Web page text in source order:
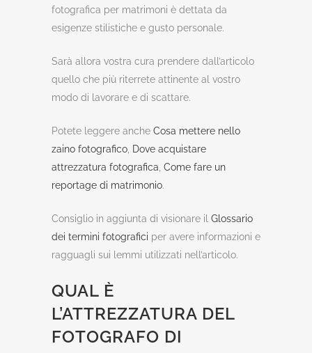
fotografica per matrimoni è dettata da
esigenze stilistiche e gusto personale.
Sarà allora vostra cura prendere dall’articolo
quello che più riterrete attinente al vostro
modo di lavorare e di scattare.
Potete leggere anche Cosa mettere nello
zaino fotografico Dove acquistare
attrezzatura fotografica Come fare un
reportage di matrimonio.
Consiglio in aggiunta di visionare il Glossario
dei termini fotografici per avere informazioni e
ragguagli sui lemmi utilizzati nell’articolo.
QUAL È
L’ATTREZZATURA DEL
FOTOGRAFO DI